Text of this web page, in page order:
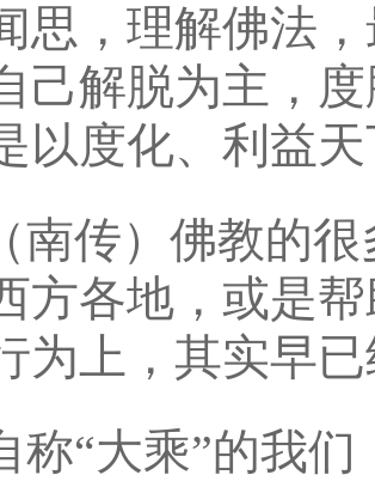
思，理解佛法
己解脱为主，
以度化、利益
南传）佛教的
方各地，或是
为上，其实早
称“大乘”的我